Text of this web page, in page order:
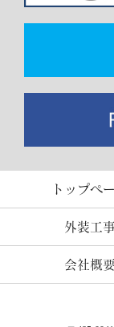
トップペ
外装工事
会社概要